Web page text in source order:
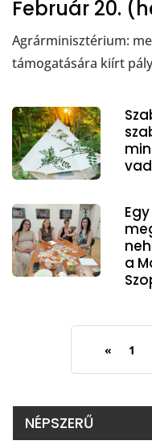
Február 20.
Agrárminisztérium:
támogatására kiírt
a
« 1
NÉPSZERŰ